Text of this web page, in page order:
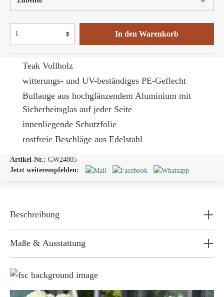
Teak Vollholz
witterungs- und UV-beständiges PE-Geflecht
Bullauge aus hochglänzendem Aluminium mit
Sicherheitsglas auf jeder Seite
innenliegende Schutzfolie
rostfreie Beschläge aus Edelstahl
In den Warenkorb
Artikel-Nr.: GW24805
Jetzt weiterempfehlen:
Beschreibung
Maße & Ausstattung